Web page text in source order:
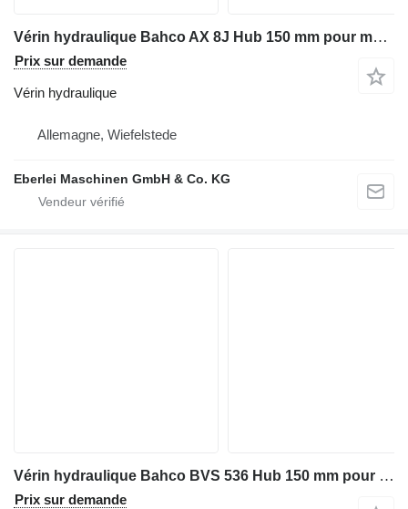
Vérin hydraulique Bahco AX 8J Hub 150 mm pour matériel industriel
Prix sur demande
Vérin hydraulique
Allemagne, Wiefelstede
Eberlei Maschinen GmbH & Co. KG
Vérin hydraulique Bahco BVS 536 Hub 150 mm pour matériel industriel
Prix sur demande